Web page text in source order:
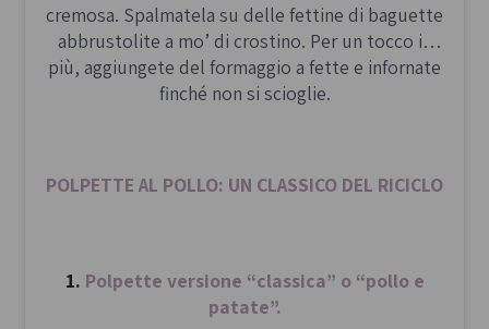
cremosa. Spalmatela su delle fettine di baguette
abbrustolite a mo’ di crostino. Per un tocco in
più, aggiungete del formaggio a fette e infornate
finché non si scioglie.
POLPETTE AL POLLO: UN CLASSICO DEL RICICLO
1. Polpette versione “classica” o “pollo e
patate”.